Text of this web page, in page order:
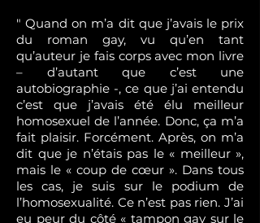
" Quand on m’a dit que j’avais le prix
du roman gay, vu qu’en tant
qu’auteur je fais corps avec mon livre
– d’autant que c’est une
autobiographie -, ce que j’ai entendu
c’est que j’avais été élu meilleur
homosexuel de l’année. Donc, ça m’a
fait plaisir. Forcément. Après, on m’a
dit que je n’étais pas le « meilleur »,
mais le « coup de cœur ». Dans tous
les cas, je suis sur le podium de
l’homosexualité. Ce n’est pas rien. J’ai
eu peur du côté « tampon gay sur le